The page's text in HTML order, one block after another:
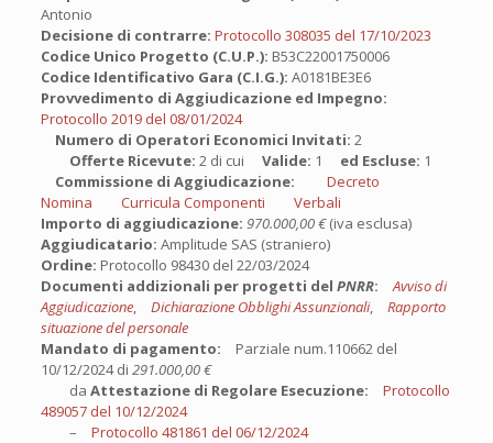
Antonio
Decisione di contrarre: Protocollo 308035 del 17/10/2023
Codice Unico Progetto (C.U.P.): B53C22001750006
Codice Identificativo Gara (C.I.G.): A0181BE3E6
Provvedimento di Aggiudicazione ed Impegno:
Protocollo 2019 del 08/01/2024
Numero di Operatori Economici Invitati: 2
Offerte Ricevute: 2 di cui Valide: 1 ed Escluse: 1
Commissione di Aggiudicazione:
Decreto
Nomina
Curricula Componenti
Verbali
Importo di aggiudicazione: 970.000,00 €(iva esclusa)
Aggiudicatario: Amplitude SAS (straniero)
Ordine: Protocollo 98430 del 22/03/2024
Documenti addizionali per progetti del PNRR:
Avviso di
Aggiudicazione, Dichiarazione Obblighi Assunzionali, Rapporto
situazione del personale
Mandato di pagamento: Parziale num.110662 del
10/12/2024 di 291.000,00 €
da Attestazione di Regolare Esecuzione:
Protocollo
489057 del 10/12/2024
– Protocollo 481861 del 06/12/2024